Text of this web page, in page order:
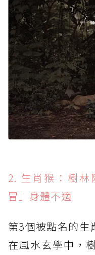
2. 生肖猴：樹
冒」身體不適
第3個被點名的生
在風水玄學中，